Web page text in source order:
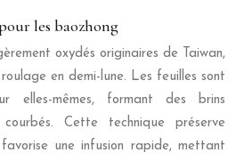
les baozhong
oxydés originaires de Taiwan,
en demi-lune. Les feuilles sont
elles-mêmes, formant des brins
Cette technique préserve
une infusion rapide, mettant